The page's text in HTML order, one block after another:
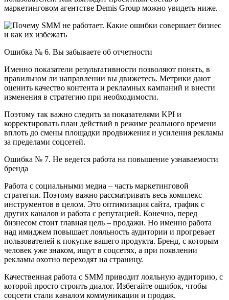
маркетинговом агентстве Demis Group можно увидеть ниже.
Ошибка № 6. Вы забываете об отчетности
Именно показатели результативности позволяют понять, в
правильном ли направлении вы движетесь. Метрики дают
оценить качество контента и рекламных кампаний и внести
изменения в стратегию при необходимости.
Поэтому так важно следить за показателями KPI и
корректировать план действий в режиме реального времени
вплоть до смены площадки продвижения и усиления рекламы
за пределами соцсетей.
Ошибка № 7. Не ведется работа на повышение узнаваемости
бренда
Работа с социальными медиа – часть маркетинговой
стратегии. Поэтому важно рассматривать весь комплекс
инструментов в целом. Это оптимизация сайта, трафик с
других каналов и работа с репутацией. Конечно, перед
бизнесом стоит главная цель – продажи. Но именно работа
над имиджем повышает лояльность аудитории и прогревает
пользователей к покупке вашего продукта. Бренд, с которым
человек уже знаком, ищут в соцсетях, а при появлении
рекламы охотно переходят на страницу.
Качественная работа с SMM приводит лояльную аудиторию, с
которой просто строить диалог. Избегайте ошибок, чтобы
соцсети стали каналом коммуникации и продаж.